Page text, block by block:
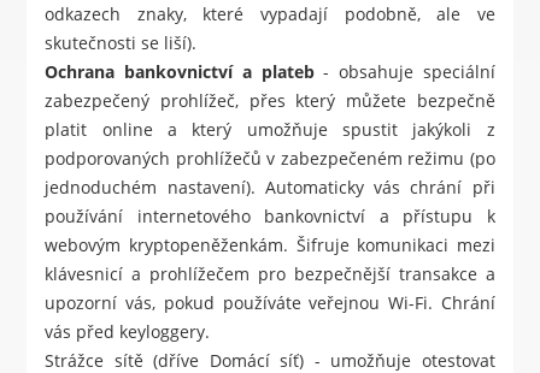
odkazech znaky, které vypadají podobně, ale ve
skutečnosti se liší).
Ochrana bankovnictví a plateb- obsahuje speciální
zabezpečený prohlížeč, přes který můžete bezpečně
platit online a který umožňuje spustit jakýkoli z
podporovaných prohlížečů v zabezpečeném režimu (po
jednoduchém nastavení). Automaticky vás chrání při
používání internetového bankovnictví a přístupu k
webovým kryptopeněženkám. Šifruje komunikaci mezi
klávesnicí a prohlížečem pro bezpečnější transakce a
upozorní vás, pokud používáte veřejnou Wi-Fi. Chrání
vás před keyloggery.
Strážce sítě (dříve Domácí síť) - umožňuje otestovat